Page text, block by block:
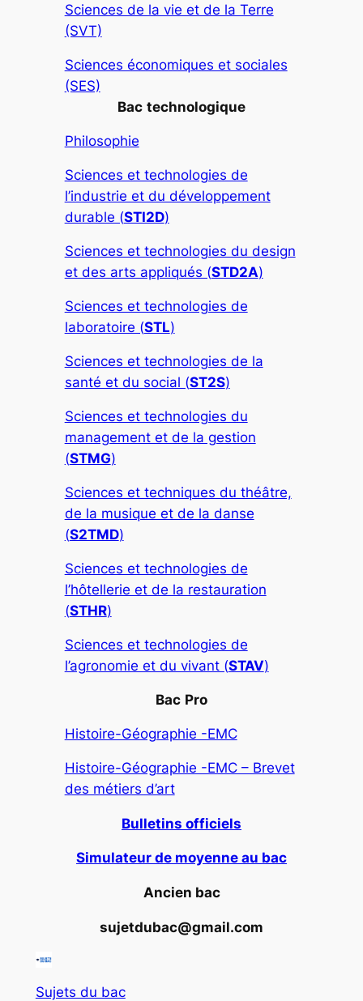
Sciences de la vie et de la Terre
(SVT)
Sciences économiques et sociales
(SES)
Bac technologique
Philosophie
Sciences et technologies de
l’industrie et du développement
durable (STI2D)
Sciences et technologies du design
et des arts appliqués (STD2A)
Sciences et technologies de
laboratoire (STL)
Sciences et technologies de la
santé et du social (ST2S)
Sciences et technologies du
management et de la gestion
(STMG)
Sciences et techniques du théâtre,
de la musique et de la danse
(S2TMD)
Sciences et technologies de
l’hôtellerie et de la restauration
(STHR)
Sciences et technologies de
l’agronomie et du vivant (STAV)
Bac Pro
Histoire-Géographie -EMC
Histoire-Géographie -EMC – Brevet
des métiers d’art
Bulletins officiels
Simulateur de moyenne au bac
Ancien bac
sujetdubac@gmail.com
Sujets du bac